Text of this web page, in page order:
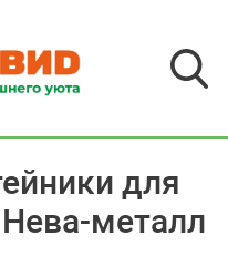
для
металл